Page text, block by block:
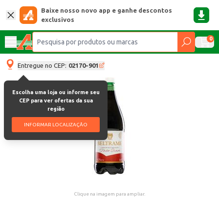
Baixe nosso novo app e ganhe descontos
exclusivos
0
Entregue no CEP: 02170-901
Escolha uma loja ou informe seu
CEP para ver ofertas da sua
região
INFORMAR LOCALIZAÇÃO
Clique na imagem para ampliar.